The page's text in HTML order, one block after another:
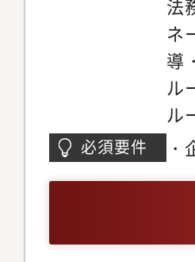
法
ネ
導
ル
ル
ネ
必須要件